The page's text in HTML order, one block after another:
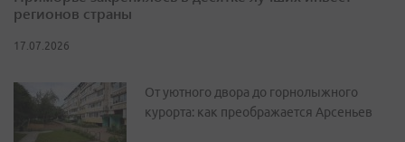
регионов страны
17.07.2026
От уютного двора до горнолыжного
курорта: как преображается Арсеньев